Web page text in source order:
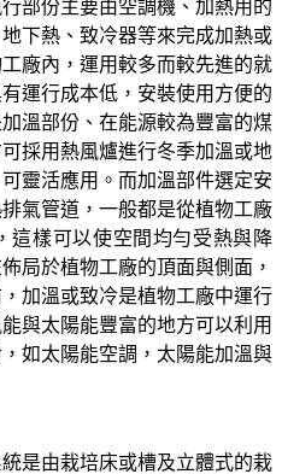
部份主要由空調機、加熱用的
下熱、致冷器等來完成加熱或
廠內，運用較多而較先進的就
運行成本低，安裝使用方便的
溫部份、在能源較為豐富的煤
採用熱風爐進行冬季加溫或地
靈活應用。而加溫部件選定安
氣管道，一般都是從植物工廠
這樣可以使空間均勻受熱與降
局於植物工廠的頂面與側面，
加溫或致冷是植物工廠中運行
與太陽能豐富的地方可以利用
如太陽能空調，太陽能加溫與
是由栽培床或槽及立體式的栽